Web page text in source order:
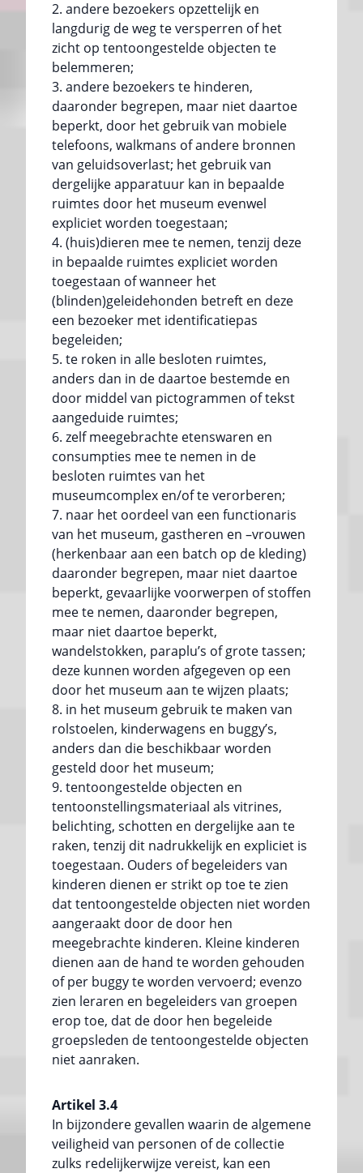
andere bezoekers opzettelijk en
langdurig de weg te versperren of het
zicht op tentoongestelde objecten te
belemmeren;
andere bezoekers te hinderen,
daaronder begrepen, maar niet daartoe
beperkt, door het gebruik van mobiele
telefoons, walkmans of andere bronnen
van geluidsoverlast; het gebruik van
dergelijke apparatuur kan in bepaalde
ruimtes door het museum evenwel
expliciet worden toegestaan;
(huis)dieren mee te nemen, tenzij deze
in bepaalde ruimtes expliciet worden
toegestaan of wanneer het
(blinden)geleidehonden betreft en deze
een bezoeker met identificatiepas
begeleiden;
te roken in alle besloten ruimtes,
anders dan in de daartoe bestemde en
door middel van pictogrammen of tekst
aangeduide ruimtes;
zelf meegebrachte etenswaren en
consumpties mee te nemen in de
besloten ruimtes van het
museumcomplex en/of te verorberen;
naar het oordeel van een functionaris
van het museum, gastheren en –vrouwen
(herkenbaar aan een batch op de kleding)
daaronder begrepen, maar niet daartoe
beperkt, gevaarlijke voorwerpen of stoffen
mee te nemen, daaronder begrepen,
maar niet daartoe beperkt,
wandelstokken, paraplu’s of grote tassen;
deze kunnen worden afgegeven op een
door het museum aan te wijzen plaats;
in het museum gebruik te maken van
rolstoelen, kinderwagens en buggy’s,
anders dan die beschikbaar worden
gesteld door het museum;
tentoongestelde objecten en
tentoonstellingsmateriaal als vitrines,
belichting, schotten en dergelijke aan te
raken, tenzij dit nadrukkelijk en expliciet is
toegestaan. Ouders of begeleiders van
kinderen dienen er strikt op toe te zien
dat tentoongestelde objecten niet worden
aangeraakt door de door hen
meegebrachte kinderen. Kleine kinderen
dienen aan de hand te worden gehouden
of per buggy te worden vervoerd; evenzo
zien leraren en begeleiders van groepen
erop toe, dat de door hen begeleide
groepsleden de tentoongestelde objecten
niet aanraken.
Artikel 3.4
In bijzondere gevallen waarin de algemene
veiligheid van personen of de collectie
zulks redelijkerwijze vereist, kan een